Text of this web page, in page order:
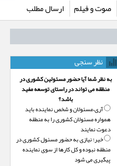
صوت و فیلم ارسال مطلب
نظر سنجی
به نظر شما آیا حضور مسئولین کشوری در
منظقه می تواند در راستای توسعه مفید
باشد؟
آری،‌مسئولان و شخص نماینده باید
همواره مسئولان کشوری را به منطقه
دعوت نمایند
خیر؛‌ نیازی به حضور مسئول کشوری در
منطقه نبوده و کل کارها از سوی نماینده
پیگیری می شود